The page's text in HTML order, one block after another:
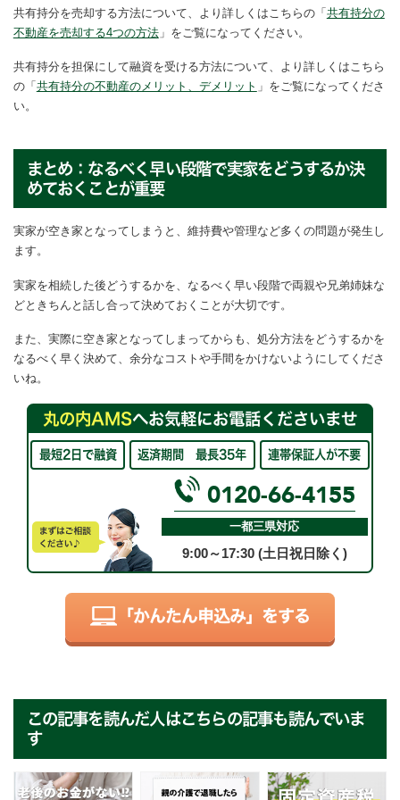
共有持分を売却する方法について、より詳しくはこちらの「共有持分の
不動産を売却する4つの方法」をご覧になってください。
共有持分を担保にして融資を受ける方法について、より詳しくはこちら
の「 共有持分の不動産のメリット、デメリット 」をご覧になってくださ
い。
まとめ：なるべく早い段階で実家をどうするか決
めておくことが重要
実家が空き家となってしまうと、維持費や管理など多くの問題が発生し
ます。
実家を相続した後どうするかを、なるべく早い段階で両親や兄弟姉妹な
どときちんと話し合って決めておくことが大切です。
また、実際に空き家となってしまってからも、処分方法をどうするかを
なるべく早く決めて、余分なコストや手間をかけないようにしてくださ
いね。
丸の内AMSへお気軽にお電話くださいませ
最短2日で融資 返済期間 最長35年 連帯保証人が不要
0120-66-4155
一都三県対応
9:00～17:30 (土日祝日除く)
「かんたん申込み」をする
この記事を読んだ人はこちらの記事も読んでいま
す